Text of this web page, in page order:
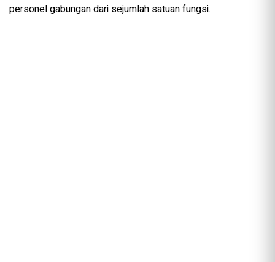
personel gabungan dari sejumlah satuan fungsi.